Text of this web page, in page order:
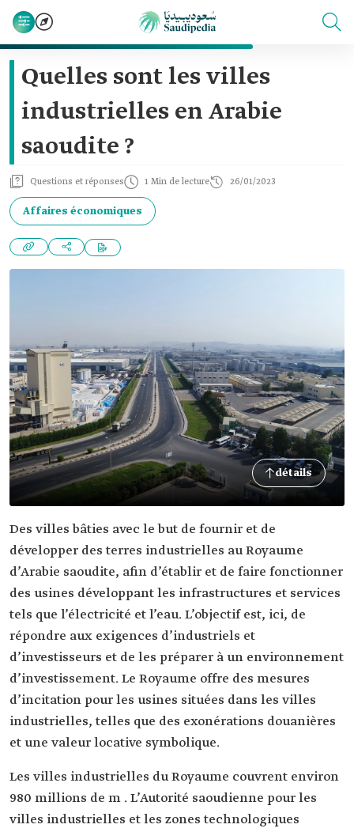
Quelles sont les villes
industrielles en Arabie
saoudite ?
Questions et réponses 1 Min de lecture 26/01/2023
Affaires économiques
détails
Des villes bâties avec le but de fournir et de
développer des terres industrielles au Royaume
d’Arabie saoudite, afin d’établir et de faire fonctionner
des usines développant les infrastructures et services
tels que l’électricité et l’eau. L’objectif est, ici, de
répondre aux exigences d’industriels et
d’investisseurs et de les préparer à un environnement
d’investissement. Le Royaume offre des mesures
d’incitation pour les usines situées dans les villes
industrielles, telles que des exonérations douanières
et une valeur locative symbolique.
Les villes industrielles du Royaume couvrent environ
980 millions de m . L’Autorité saoudienne pour les
villes industrielles et les zones technologiques